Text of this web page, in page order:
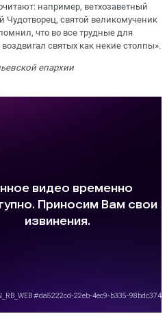
например, ветхозаветный
Чудотворец, святой великомученик
что во все трудные для
святых как некие столпы».
епархии